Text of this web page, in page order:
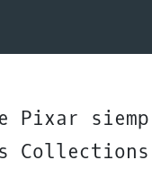
Pixar
Collections